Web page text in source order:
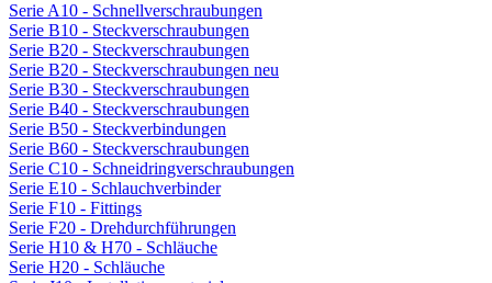
Serie A10 - Schnellverschraubungen
Serie B10 - Steckverschraubungen
Serie B20 - Steckverschraubungen
Serie B20 - Steckverschraubungen neu
Serie B30 - Steckverschraubungen
Serie B40 - Steckverschraubungen
Serie B50 - Steckverbindungen
Serie B60 - Steckverschraubungen
Serie C10 - Schneidringverschraubungen
Serie E10 - Schlauchverbinder
Serie F10 - Fittings
Serie F20 - Drehdurchführungen
Serie H10 & H70 - Schläuche
Serie H20 - Schläuche